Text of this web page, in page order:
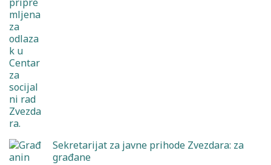
Sekretarijat za javne prihode Zvezdara: za
građane